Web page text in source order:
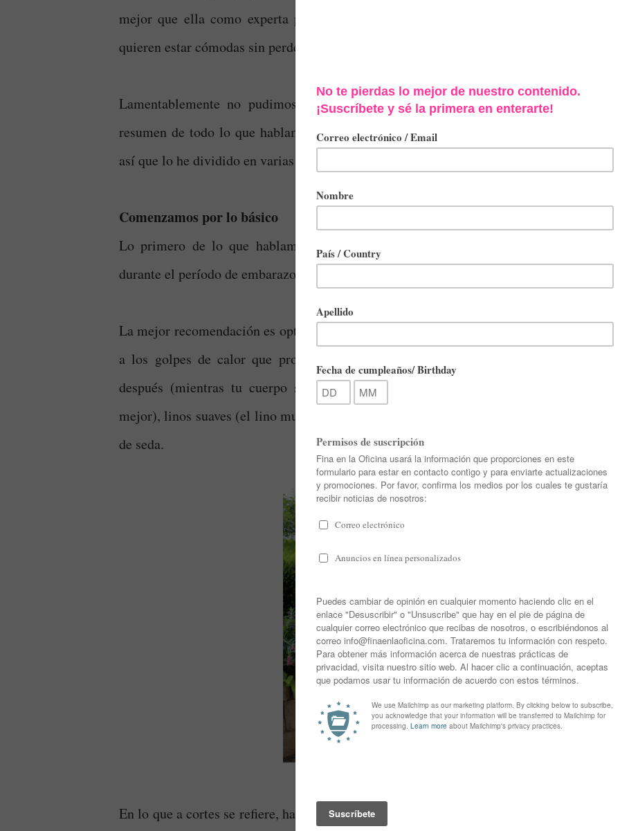
mejor que ella como experta para compartir sus recomendaciones para las madres
quieren estar cómodas sin perder su estilo.
Lamentablemente no pudimos guardar el live en video, así que prometí hacerles
resumen de todo lo que hablamos. El resultado fueron varias páginas, y ahora con
así que lo he dividido en varias partes para ustedes. Aquí les va:
Comenzamos por lo básico
Lo primero de lo que hablamos fue de cuestiones básicas a tener en cuenta al
durante el período de embarazo.
La mejor recomendación es optar por telas frescas, que respiren y te permitan hacer
a los golpes de calor que provocan los cambios hormonales durante esta etapa y
después (mientras tu cuerpo se reajusta). Tejidos como algodón (a mayor
mejor), linos suaves (el lino muy grueso a algunas les provoca picazón), y ciertas
de seda.
En lo que a cortes se refiere, hay una razón por la cual las blusas corte imperio son las